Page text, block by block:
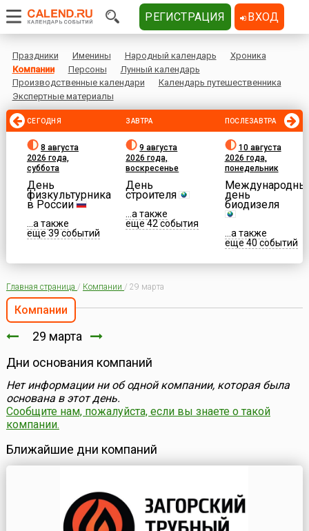
Праздники Именины Народный календарь
Хроника
Компании
Персоны
Лунный календарь
Производственные календари
Календарь путешественника
Экспертные материалы
СЕГОДНЯ
8 августа
2026 года,
суббота
День
физкультурника
в России
...а также
еще 39 событий
ЗАВТРА
9 августа
2026 года,
воскресенье
День
строителя
...а также
еще 42 события
ПОСЛЕЗАВТРА
10 августа
2026 года,
понедельник
день
биодизеля
...а также
еще 40 событий
Главная страница / Компании / 29 марта
Компании
29 марта
Дни основания компаний
Нет информации ни об одной компании, которая была
основана в этот день.
Сообщите нам, пожалуйста, если вы знаете о такой
компании.
Ближайшие дни компаний
РЕГИСТРАЦИЯ ВХОД